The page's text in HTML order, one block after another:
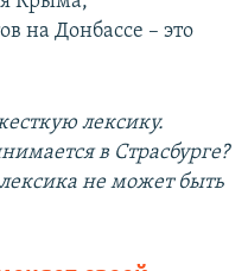
на Донбассе – это
лексику.
в Страсбурге?
не может быть